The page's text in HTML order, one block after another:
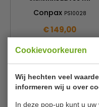
Cookievoorkeuren
Wij hechten veel
informeren wij u over
In deze pop-up kunt u uw
Conpax PS10028
€ 149,00
Bekijken